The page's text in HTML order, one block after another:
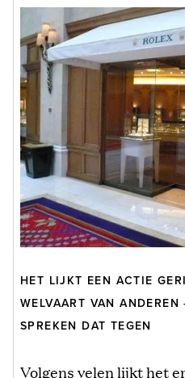
HET LIJKT EEN ACTIE
WELVAART VAN
SPREKEN DAT TEGEN
Volgens velen lijkt het